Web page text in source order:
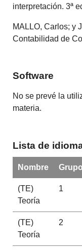
interpretación. 3ª
MALLO, Carlos; y
Contabilidad de
Software
No se prevé la
materia.
Lista de
Nombre Grupo
(TE)
Teoría
1
(TE)
Teoría
2